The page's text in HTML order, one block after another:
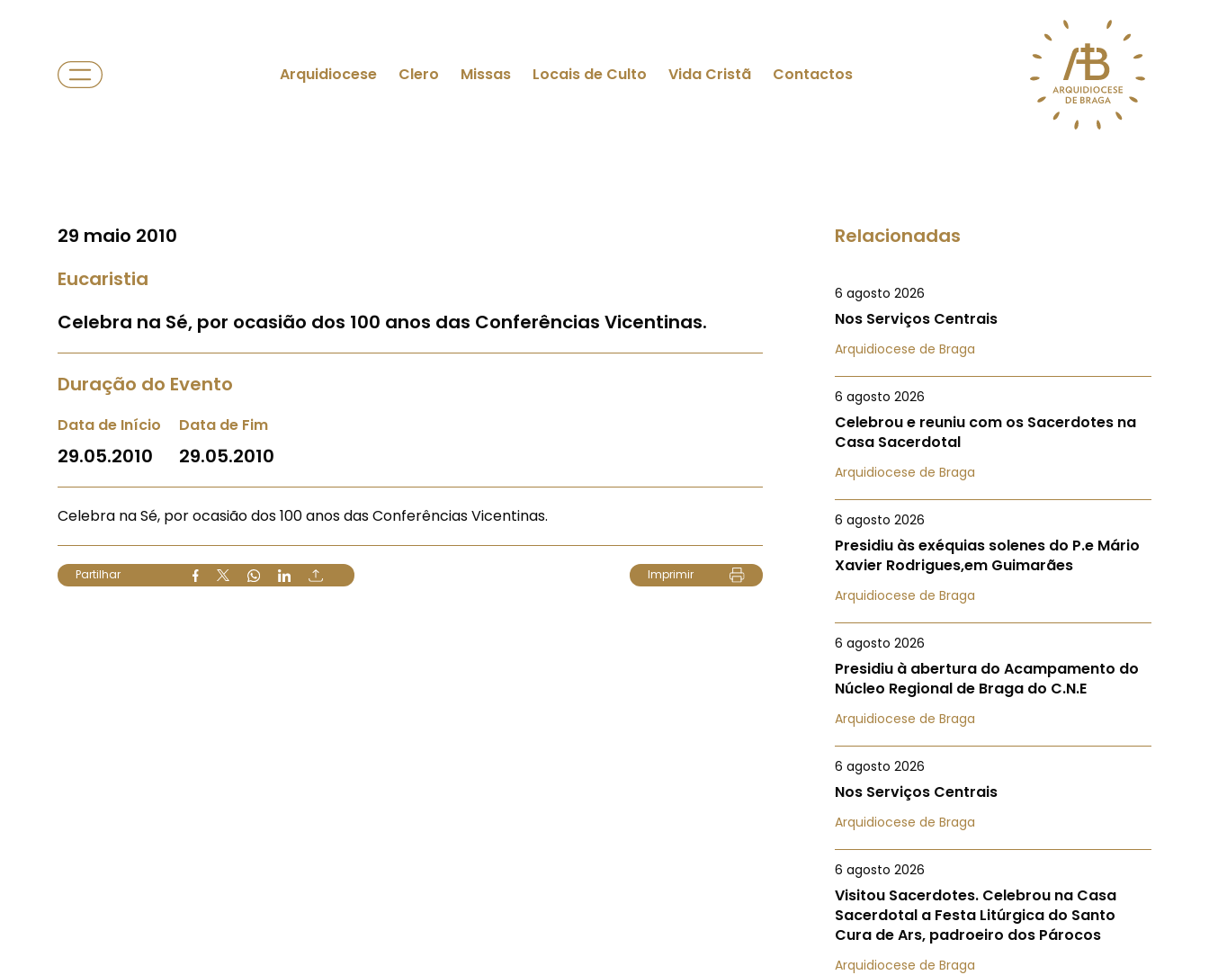
Arquidiocese Clero Missas Locais de Culto Vida Cristã Contactos
29 maio 2010
Eucaristia
Celebra na Sé, por ocasião dos 100 anos das Conferências Vicentinas.
Duração do Evento
Data de Início
29.05.2010
Data de Fim
29.05.2010
Celebra na Sé, por ocasião dos 100 anos das Conferências Vicentinas.
Partilhar Imprimir
Relacionadas
6 agosto 2026
Nos Serviços Centrais
Arquidiocese de Braga
6 agosto 2026
Celebrou e reuniu com os Sacerdotes na
Casa Sacerdotal
Arquidiocese de Braga
6 agosto 2026
Presidiu às exéquias solenes do P.e Mário
Xavier Rodrigues,em Guimarães
Arquidiocese de Braga
6 agosto 2026
Presidiu à abertura do Acampamento do
Núcleo Regional de Braga do C.N.E
Arquidiocese de Braga
6 agosto 2026
Nos Serviços Centrais
Arquidiocese de Braga
6 agosto 2026
Visitou Sacerdotes. Celebrou na Casa
Sacerdotal a Festa Litúrgica do Santo
Cura de Ars, padroeiro dos Párocos
Arquidiocese de Braga